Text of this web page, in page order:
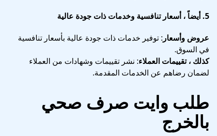
5. أيضاً ، أسعار تنافسية وخدمات ذات جودة عالية
عروض وأسعار : توفير خدمات ذات جودة عالية بأسعار تنافسية
في السوق.
كذلك ، تقييمات العملاء: نشر تقييمات وشهادات من العملاء
لضمان رضاهم عن الخدمات المقدمة.
طلب وايت صرف صحي
بالخرج